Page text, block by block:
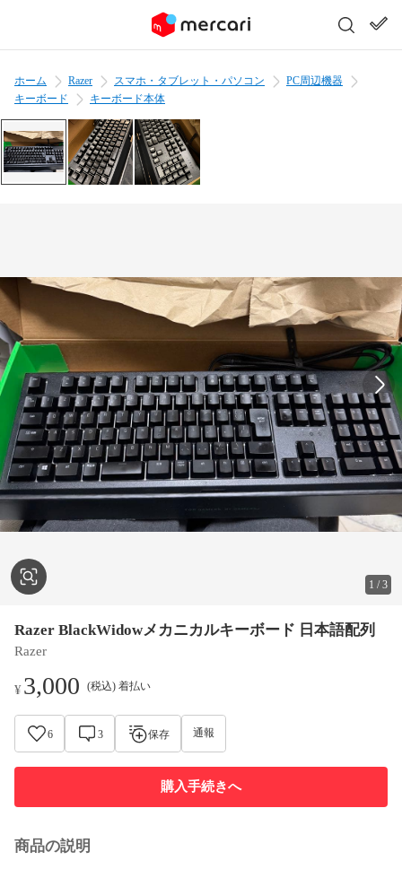
ホーム Razer スマホ・タブレット・パソコン
PC周辺機器
キーボード
キーボード本体
1 /3
Razer BlackWidowメカニカルキーボード 日本語配列
Razer
¥3,000 (税込) 着払い
6 3 保存 通報
購入手続きへ
商品の説明